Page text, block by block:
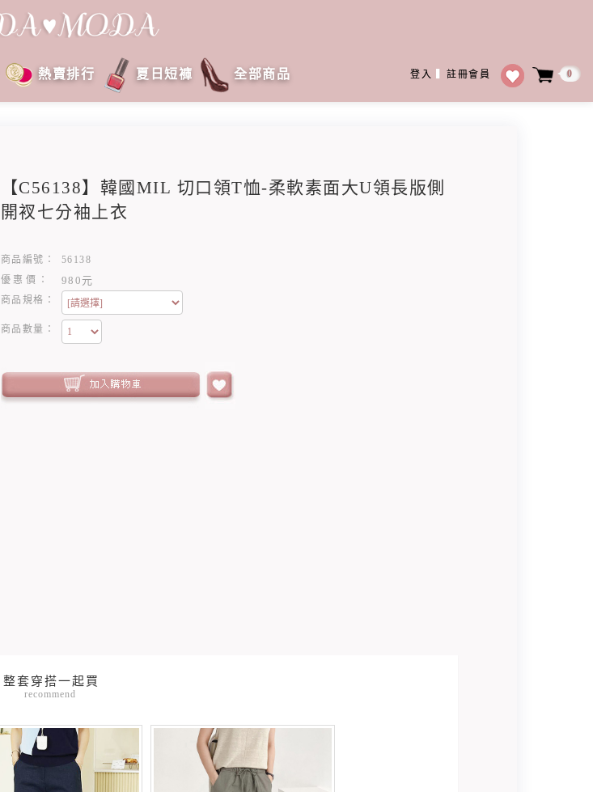
登入 註冊會員 0
熱賣排行 夏日短褲 全部商品
【C56138】韓國MIL 切口領T恤-柔軟素面大U領長版側
開衩七分袖上衣
商品編號：
56138
優惠價：
980元
商品規格：
商品數量：
recommend